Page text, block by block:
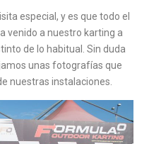
especial, y es que todo el
venido a nuestro karting a
de lo habitual. Sin duda
unas fotografías que
nuestras instalaciones.